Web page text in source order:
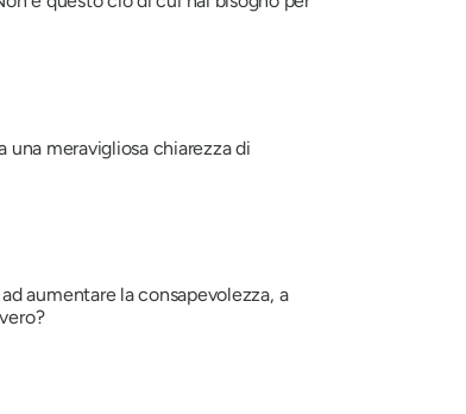
una meravigliosa chiarezza di
aumentare la consapevolezza, a